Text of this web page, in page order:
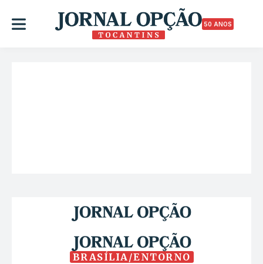
50 ANOS
BRASÍLIA/ENTORNO